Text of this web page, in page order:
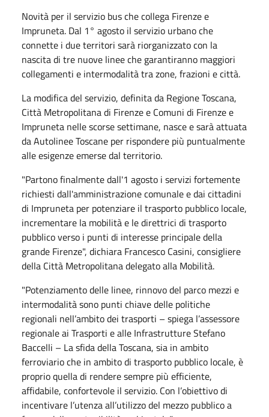
Novità per il servizio bus che collega Firenze e
Impruneta. Dal 1° agosto il servizio urbano che
connette i due territori sarà riorganizzato con la
nascita di tre nuove linee che garantiranno maggiori
collegamenti e intermodalità tra zone, frazioni e città.
La modifica del servizio, definita da Regione Toscana,
Città Metropolitana di Firenze e Comuni di Firenze e
Impruneta nelle scorse settimane, nasce e sarà attuata
da Autolinee Toscane per rispondere più puntualmente
alle esigenze emerse dal territorio.
"Partono finalmente dall'1 agosto i servizi fortemente
richiesti dall'amministrazione comunale e dai cittadini
di Impruneta per potenziare il trasporto pubblico locale,
incrementare la mobilità e le direttrici di trasporto
pubblico verso i punti di interesse principale della
grande Firenze", dichiara Francesco Casini, consigliere
della Città Metropolitana delegato alla Mobilità.
"Potenziamento delle linee, rinnovo del parco mezzi e
intermodalità sono punti chiave delle politiche
regionali nell’ambito dei trasporti – spiega l’assessore
regionale ai Trasporti e alle Infrastrutture Stefano
Baccelli – La sfida della Toscana, sia in ambito
ferroviario che in ambito di trasporto pubblico locale, è
proprio quella di rendere sempre più efficiente,
affidabile, confortevole il servizio. Con l’obiettivo di
incentivare l’utenza all’utilizzo del mezzo pubblico a